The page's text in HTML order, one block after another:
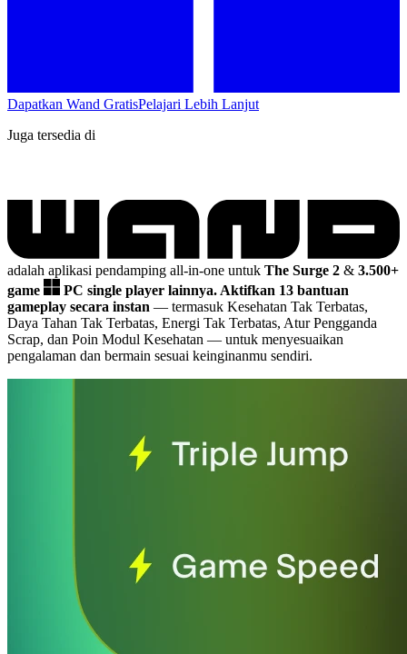
Dapatkan Wand GratisPelajari Lebih Lanjut
Juga tersedia di
adalah aplikasi pendamping all-in-one untuk The Surge 2 & 3.500+
game
PC single player lainnya. Aktifkan 13 bantuan
gameplay secara instan — termasuk Kesehatan Tak Terbatas,
Daya Tahan Tak Terbatas, Energi Tak Terbatas, Atur Pengganda
Scrap, dan Poin Modul Kesehatan — untuk menyesuaikan
pengalaman dan bermain sesuai keinginanmu sendiri.